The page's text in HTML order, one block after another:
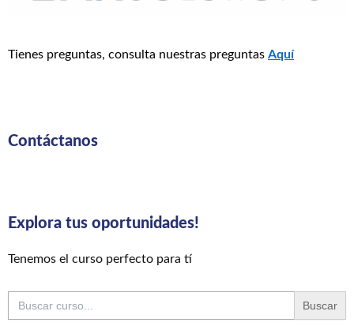
Tienes preguntas, consulta nuestras preguntas Aquí
Contáctanos
Explora tus oportunidades!
Tenemos el curso perfecto para tí
Buscar: